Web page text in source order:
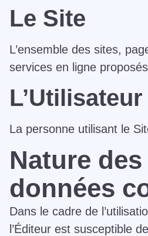
Le Site
L’ensemble des sites,
services en ligne
L’Utilisateur
La personne utilisant le
Nature des
données
Dans le cadre de
l’Éditeur est susceptible